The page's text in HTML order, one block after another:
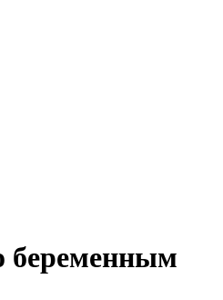
беременным